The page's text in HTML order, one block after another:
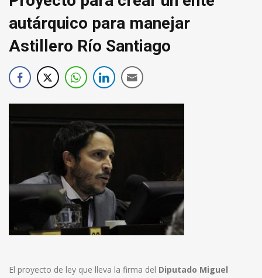
autárquico para manejar
Astillero Río Santiago
El proyecto de ley que lleva la firma del Diputado Miguel